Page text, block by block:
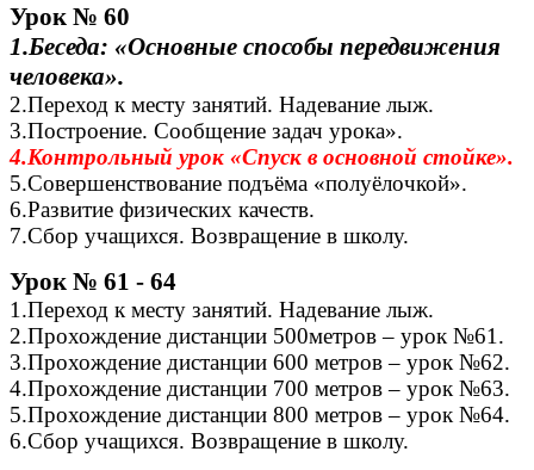
Урок № 60
1.Беседа: «Основные способы передвижения
человека».
2.Переход к месту занятий. Надевание лыж.
3.Построение. Сообщение задач урока».
4.Контрольный урок «Спуск в основной стойке».
5.Совершенствование подъёма «полуёлочкой».
6.Развитие физических качеств.
7.Сбор учащихся. Возвращение в школу.
Урок № 61 - 64
1.Переход к месту занятий. Надевание лыж.
2.Прохождение дистанции 500метров – урок №61.
3.Прохождение дистанции 600 метров – урок №62.
4.Прохождение дистанции 700 метров – урок №63.
5.Прохождение дистанции 800 метров – урок №64.
6.Сбор учащихся. Возвращение в школу.